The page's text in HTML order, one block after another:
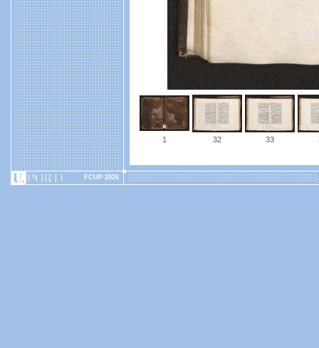
1 32 33
FCUP 2026